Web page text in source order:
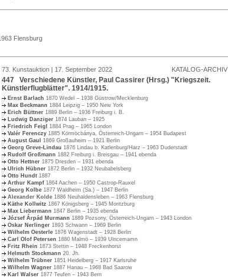
Flensburg
73. Kunstauktion | 17. September 2022 KATALOG-ARCHIV
447 Verschiedene Künstler, Paul Cassirer (Hrsg.) "Kriegszeit.
Künstlerflugblätter". 1914/1915.
Ernst Barlach 1870 Wedel – 1938 Güstrow/Mecklenburg
Max Beckmann 1884 Leipzig – 1950 New York
Erich Büttner 1889 Berlin – 1936 Freiburg i. B.
Ludwig Danziger 1874 Lauban – 1925
Friedrich Feigl 1884 Prag – 1965 London
Valér Ferenczy 1885 Körmöcbánya, Österreich-Ungarn – 1954 Budapest
August Gaul 1869 Großauheim – 1921 Berlin
Georg Greve-Lindau 1876 Lindau b. Katlenburg/Harz – 1963 Duderstadt
Rudolf Großmann 1882 Freiburg i. Breisgau – 1941 ebenda
Otto Hettner 1875 Dresden – 1931 ebenda
Ulrich Hübner 1872 Berlin – 1932 Neubabelsberg
Otto Hundt 1887
Arthur Kampf 1864 Aachen – 1950 Castrop-Rauxel
Georg Kolbe 1877 Waldheim (Sa.) – 1947 Berlin
Alexander Kolde 1886 Neuhaldensleben – 1963 Flensburg
Käthe Kollwitz 1867 Königsberg – 1945 Moritzburg
Max Liebermann 1847 Berlin – 1935 ebenda
József Árpád Murmann 1889 Pozsony, Österreich-Ungarn – 1943 London
Oskar Nerlinger 1893 Schwann – 1969 Berlin
Wilhelm Oesterle 1876 Wagenstadt – 1928 Berlin
Carl Olof Petersen 1880 Malmö – 1939 Ulricemamn
Fritz Rhein 1873 Stettin – 1948 Freckenhorst
Helmuth Stockmann 20. Jh.
Wilhelm Trübner 1851 Heidelberg – 1917 Karlsruhe
Wilhelm Wagner 1887 Hanau – 1968 Bad Saarow
Karl Walser 1877 Teufen – 1943 Bern